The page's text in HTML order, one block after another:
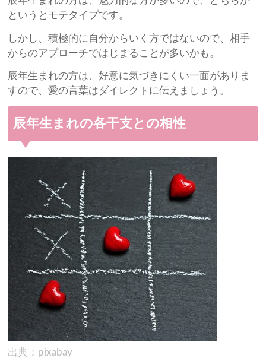
というとモテタイプです。
しかし、積極的に自分からいく方ではないので、相手
からのアプローチではじまることが多いかも。
辰年生まれの方は、好意に気づきにくい一面がありま
すので、愛の言葉はダイレクトに伝えましょう。
辰年生まれの各干支との相性
出典：pixabay